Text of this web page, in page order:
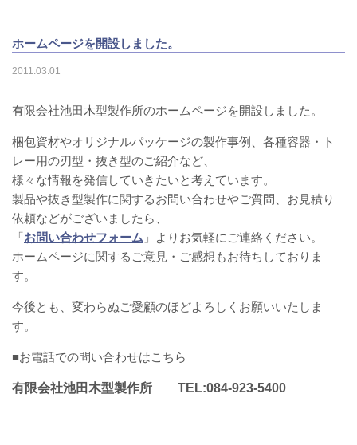
ホームページを開設しました。
2011.03.01
有限会社池田木型製作所のホームページを開設しました。
梱包資材やオリジナルパッケージの製作事例、各種容器・ト
レー用の刃型・抜き型のご紹介など、
様々な情報を発信していきたいと考えています。
製品や抜き型製作に関するお問い合わせやご質問、お見積り
依頼などがございましたら、
「お問い合わせフォーム 」よりお気軽にご連絡ください。
ホームページに関するご意見・ご感想もお待ちしておりま
す。
今後とも、変わらぬご愛顧のほどよろしくお願いいたしま
す。
■お電話での問い合わせはこちら
有限会社池田木型製作所 TEL:084-923-5400